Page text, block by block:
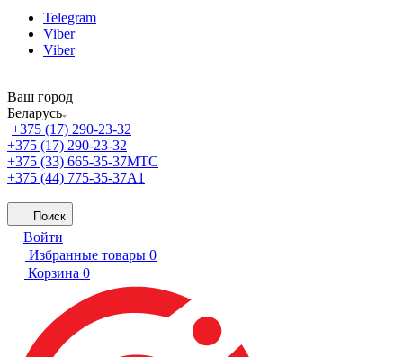
Telegram
Viber
Viber
Ваш город
Беларусь
+375 (17) 290-23-32
+375 (17) 290-23-32
+375 (33) 665-35-37МТС
+375 (44) 775-35-37А1
Поиск
Войти
Избранные товары 0
Корзина 0